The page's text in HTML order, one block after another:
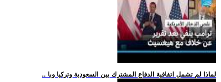
.. لماذا لم تشمل اتفاقية الدفاع المشترك بين السعودية وتركيا وبا